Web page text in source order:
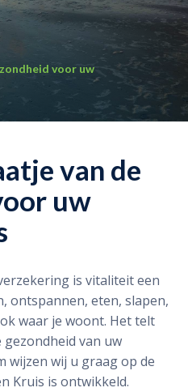
voor uw
van de
uw
is vitaliteit een
ontspannen, eten, slapen,
waar je woont. Het telt
gezondheid van uw
wijzen wij u graag op de
Kruis is ontwikkeld.